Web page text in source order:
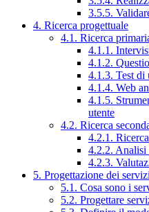
3.5.5.
4. Ricerca progettuale
4.1. Ricerca
4.1.1.
4.1.2.
4.1.3. Test di
4.1.4. Web
4.1.5.
utente
4.2. Ricerca
4.2.1.
4.2.2. Analisi
4.2.3.
5. Progettazione dei servizi
5.1. Cosa sono i
5.2. Progettare